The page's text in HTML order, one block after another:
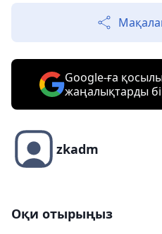
Google-ға
жаңалықтарды
zkadm
Оқи отырыңыз